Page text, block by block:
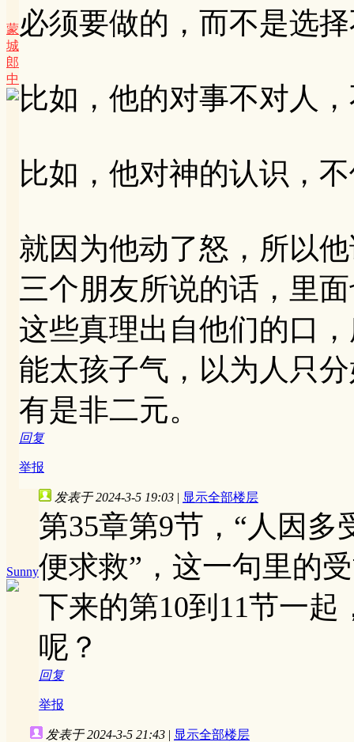
蒙
城
郎
中
必须要做的，而不是选
比如，他的对事不对人
比如，他对神的认识，
就因为他动了怒，所以
三个朋友所说的话，里
这些真理出自他们的口
能太孩子气，以为人只
有是非二元。
回复
举报
Sunny
发表于 2024-3-5 19:03 | 显示全部楼层
第35章第9节，“人因
便求救”，这一句里的
下来的第10到11节一
呢？
回复
举报
发表于 2024-3-5 21:43 | 显示全部楼层